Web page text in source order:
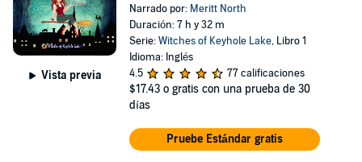
Vista previa
Narrado por: Meritt North
Duración: 7 h y 32 m
Serie:Witches of Keyhole Lake, Libro 1
Idioma: Inglés
4.5
77 calificaciones
$17.43 o gratis con una prueba de 30
días
Pruebe Estándar gratis